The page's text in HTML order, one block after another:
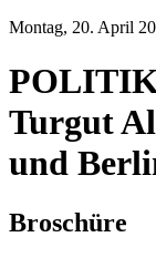
Montag, 20. April
Turgut
und
Broschüre